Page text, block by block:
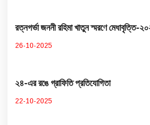
রত্নগর্ভা জননী রহিমা খাতুন স্মরণে মেধাবৃত্তি-
26-10-2025
২৪-এর রঙে গ্রাফিতি প্রতিযোগিতা
22-10-2025